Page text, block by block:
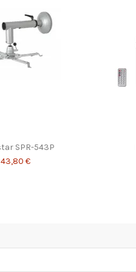
SPR-543P
43,80 €